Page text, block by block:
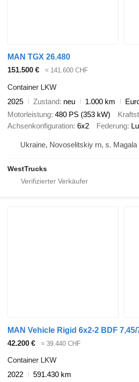
MAN TGX 26.480
151.500 €
≈ 141.600 CHF
Container LKW
2025
Zustand neu 1.000 km
Motorleistung 480 PS (353 kW)
Achsenkonfiguration 6x2 Federung
Ukraine, Novoselitskiy rn, s. Magala
WestTrucks
42.200 € ≈ 39.440 CHF
Container LKW
2022
591.430 km